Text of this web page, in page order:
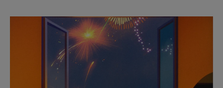
ANZUHALTEN
STUMMSCHALTUNG